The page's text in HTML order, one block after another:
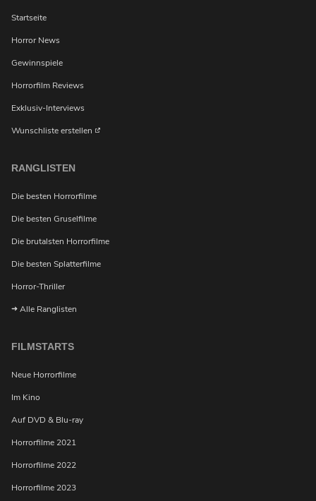
Startseite
Horror News
Gewinnspiele
Horrorfilm Reviews
Exklusiv-Interviews
Wunschliste erstellen
RANGLISTEN
Die besten Horrorfilme
Die besten Gruselfilme
Die brutalsten Horrorfilme
Die besten Splatterfilme
Horror-Thriller
Alle Ranglisten
FILMSTARTS
Neue Horrorfilme
Im Kino
Auf DVD & Blu-ray
Horrorfilme 2021
Horrorfilme 2022
Horrorfilme 2023
Möchtest du bei Neuigkeiten über Horrorfilme von